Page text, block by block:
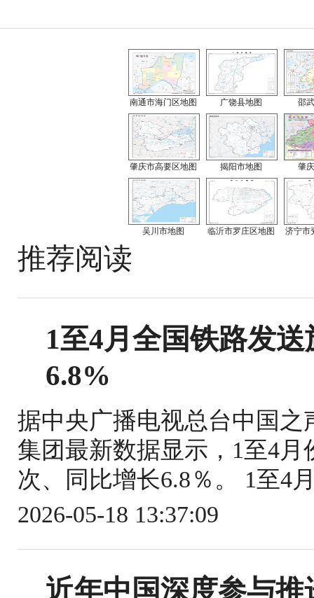
南通市海门区地图 广饶县地图 邵
肇庆市高要区地图 揭阳市地图 肇
吴川市地图 临沂市罗庄区地图 济宁市
推荐阅读
1至4月全国铁路发
6.8%
据中央广播电视总台中国
集团最新数据显示，1至4月
次、同比增长6.8％。 1至4
2026-05-18 13:37:09
近年中国深度参与